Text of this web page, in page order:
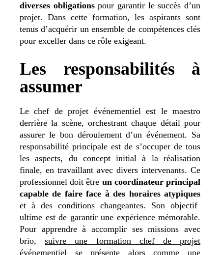
diverses obligationspour garantir le succès d’un
projet. Dans cette formation, les aspirants sont
tenus d’acquérir un ensemble de compétences clés
pour exceller dans ce rôle exigeant.
Les responsabilités à
assumer
Le chef de projet événementiel est le maestro
derrière la scène, orchestrant chaque détail pour
assurer le bon déroulement d’un événement. Sa
responsabilité principale est de s’occuper de tous
les aspects, du concept initial à la réalisation
finale, en travaillant avec divers intervenants. Ce
professionnel doit être un coordinateur principal
capable de faire face à des horaires atypiques
et à des conditions changeantes. Son objectif
ultime est de garantir une expérience mémorable.
Pour apprendre à accomplir ses missions avec
brio,suivre une formation chef de projet
événementiel se présente alors comme une